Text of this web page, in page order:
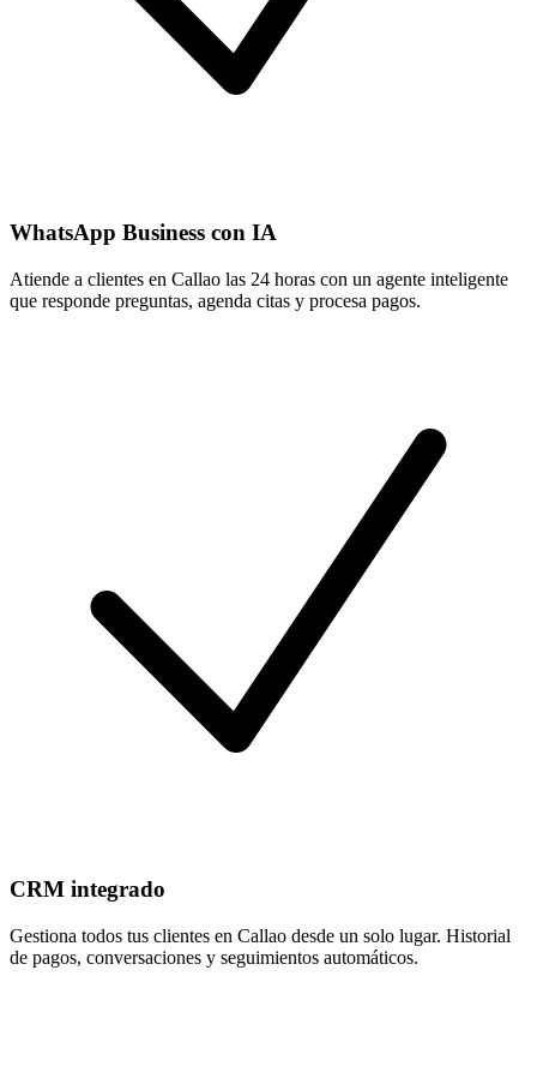
WhatsApp Business con IA
Atiende a clientes en Callao las 24 horas con un agente inteligente
que responde preguntas, agenda citas y procesa pagos.
CRM integrado
Gestiona todos tus clientes en Callao desde un solo lugar. Historial
de pagos, conversaciones y seguimientos automáticos.